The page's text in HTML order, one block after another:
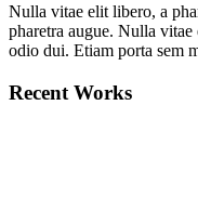
Nulla vitae elit libero, a
pharetra augue. Nulla
odio dui. Etiam porta sem
Recent Works